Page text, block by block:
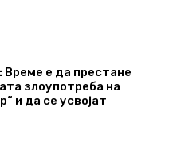
Време е да престане
злоупотреба на
и да се усвојат